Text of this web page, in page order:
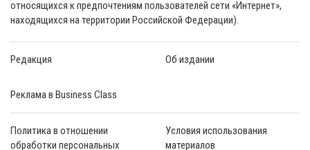
относящихся к предпочтениям пользователей сети «Интернет»,
находящихся на территории Российской Федерации).
Редакция Об издании
Реклама в Business Class
Политика в отношении
обработки персональных
Условия использования
материалов